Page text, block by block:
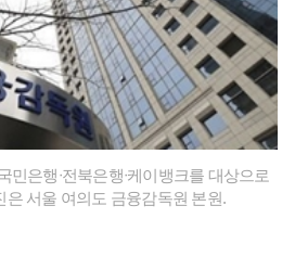
은행ᐧ전북은행ᐧ케이뱅크를 대상으로
은 서울 여의도 금융감독원 본원.